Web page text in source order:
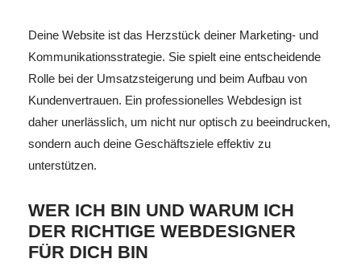
Deine Website ist das Herzstück deiner Marketing- und
Kommunikationsstrategie. Sie spielt eine entscheidende
Rolle bei der Umsatzsteigerung und beim Aufbau von
Kundenvertrauen. Ein professionelles Webdesign ist
daher unerlässlich, um nicht nur optisch zu beeindrucken,
sondern auch deine Geschäftsziele effektiv zu
unterstützen.
WER ICH BIN UND WARUM ICH
DER RICHTIGE WEBDESIGNER
FÜR DICH BIN